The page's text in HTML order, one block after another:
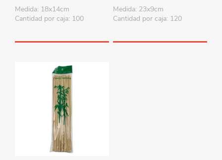
Medida: 18x14cm
Cantidad por caja: 100
Medida: 23x9cm
Cantidad por caja: 120